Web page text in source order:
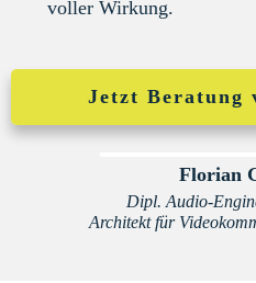
voller Wirkung.
Jetzt Beratung
Florian
Dipl. Audio-
Architekt für